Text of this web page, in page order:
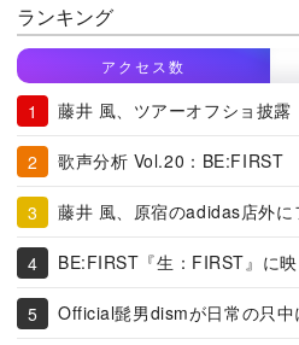
ランキング
アクセス数
藤井 風、ツアーオフショ披露
歌声分析 Vol.20：BE:FIRST
藤井 風、原宿のadidas店外に
BE:FIRST『生：FIRST』に
Official髭男dismが日常の只中